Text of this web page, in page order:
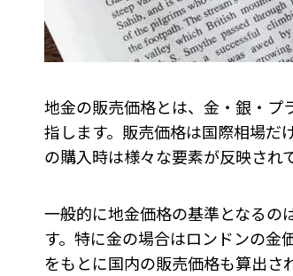
地金の販売価格とは、金・銀・プ
指します。販売価格は国際相場だ
の購入時は様々な要素が反映され
一般的に地金価格の基準となるの
す。特に金の場合はロンドンの金
をもとに国内の販売価格も算出さ